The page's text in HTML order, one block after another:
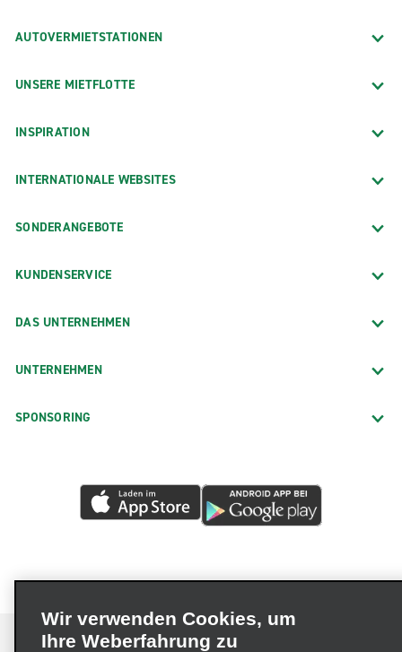
AUTOVERMIETSTATIONEN
UNSERE MIETFLOTTE
INSPIRATION
INTERNATIONALE WEBSITES
SONDERANGEBOTE
KUNDENSERVICE
DAS UNTERNEHMEN
UNTERNEHMEN
SPONSORING
Wir verwenden Cookies, um
Ihre Weberfahrung zu